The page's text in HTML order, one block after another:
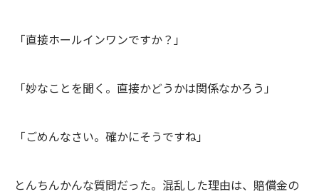
「直接ホールインワンですか？」
「妙なことを聞く。直接かどうかは関係なかろう」
「ごめんなさい。確かにそうですね」
とんちんかんな質問だった。混乱した理由は、賠償金の